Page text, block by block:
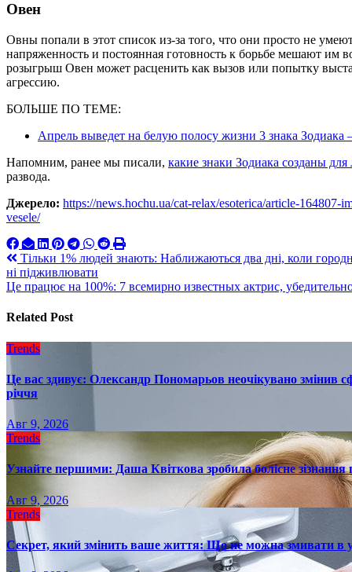
Овен
Овны попали в этот список из-за того, что они просто не
напряженность и постоянная готовность к борьбе мешают
розыгрыш Овен может расценить как вызов или попытку
агрессию.
БОЛЬШЕ ПО ТЕМЕ:
Апрель выведет на белую полосу жизни 3 знака Зодиака
Напомним, ранее мы писали, какие знаки Зодиака созданы
развода.
Джерело: https://news.hochu.ua/cat-relax/esoterica/article-
vesele/
Навигация
по
Тільки 1% людей знають: Наближаються два дні, коли
ні підживлювати
Це працює на 100%: 7 всемирно известных актрис,
Related Post
Trends
Це вас здивує: Олександр Пономарьов неочікувано змінив
річчя
Авг 9, 2026
Trends
Узнайте першими: Даша Квіткова зробила болісне
Авг 9, 2026
Trends
Секрет, який змінить ваше життя: Що не можна змивати в